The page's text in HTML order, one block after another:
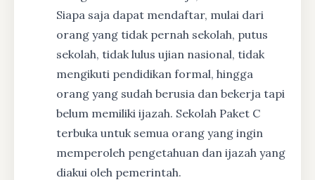
Siapa saja dapat mendaftar, mulai dari
orang yang tidak pernah sekolah, putus
sekolah, tidak lulus ujian nasional, tidak
mengikuti pendidikan formal, hingga
orang yang sudah berusia dan bekerja tapi
belum memiliki ijazah. Sekolah Paket C
terbuka untuk semua orang yang ingin
memperoleh pengetahuan dan ijazah yang
diakui oleh pemerintah.